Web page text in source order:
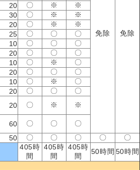
免除 免除
20 〇 ※
※
30 〇 ※
※
20 〇 ※
※
25 〇 〇
〇
10 〇 〇
〇
20 〇 〇
〇
10 〇 ※
〇
20 〇 〇
〇
10 〇 ※
〇
20 〇 〇
〇
20 〇 ※
※
60 〇 〇
〇
50 〇 〇 〇 〇
〇
405時
間
405時
間
405時
間
50時間 50時間